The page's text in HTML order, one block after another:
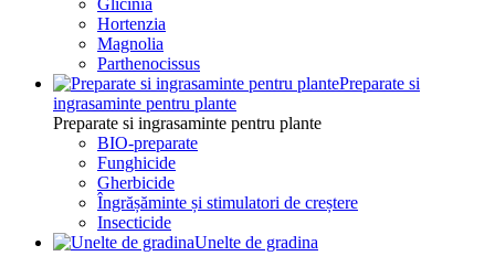
Glicinia
Hortenzia
Magnolia
Parthenocissus
Preparate si
ingrasaminte pentru plante
Preparate si ingrasaminte pentru plante
BIO-preparate
Funghicide
Gherbicide
Îngrășăminte și stimulatori de creștere
Insecticide
Unelte de gradina